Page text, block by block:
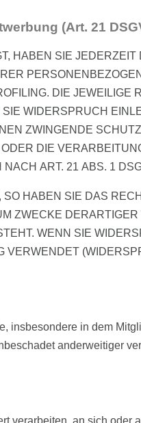
(Art. 21
HABEN SIE JEDERZEIT
DIE JEWEILIGE
WIDERSPRUCH
ZWINGENDE
DIE
ART. 21 ABS. 1
HABEN SIE DAS
ZWECKE
WENN SIE
insbesondere in dem
anderweitiger